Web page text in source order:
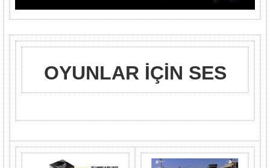
OYUNLAR İÇİN SES